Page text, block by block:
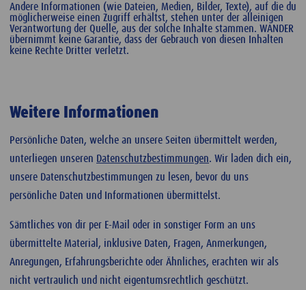
Andere Informationen (wie Dateien, Medien, Bilder, Texte), auf die du
möglicherweise einen Zugriff erhältst, stehen unter der alleinigen
Verantwortung der Quelle, aus der solche Inhalte stammen. WANDER
übernimmt keine Garantie, dass der Gebrauch von diesen Inhalten
keine Rechte Dritter verletzt.
Weitere Informationen
Persönliche Daten, welche an unsere Seiten übermittelt werden,
unterliegen unseren Datenschutzbestimmungen. Wir laden dich ein,
unsere Datenschutzbestimmungen zu lesen, bevor du uns
persönliche Daten und Informationen übermittelst.
Sämtliches von dir per E-Mail oder in sonstiger Form an uns
übermittelte Material, inklusive Daten, Fragen, Anmerkungen,
Anregungen, Erfahrungsberichte oder Ähnliches, erachten wir als
nicht vertraulich und nicht eigentumsrechtlich geschützt.